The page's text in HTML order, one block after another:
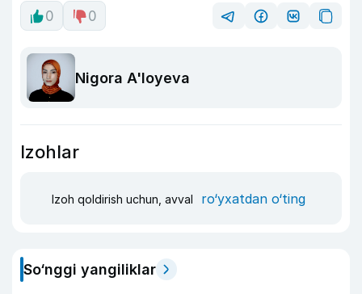
0 0
Nigora A'loyeva
Izohlar
Izoh qoldirish uchun, avval ro‘yxatdan o‘ting
So‘nggi yangiliklar